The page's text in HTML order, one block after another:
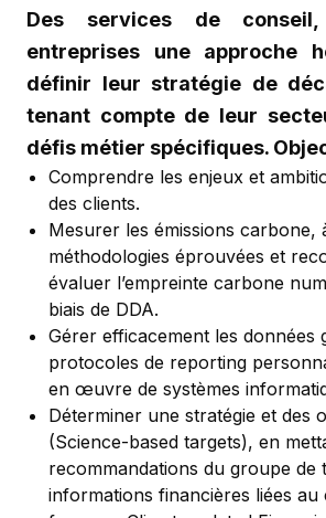
Des services de
entreprises une approche
définir leur stratégie de
tenant compte de leur
défis métier spécifiques.
Comprendre les enjeux et
des clients.
Mesurer les émissions carbone,
méthodologies éprouvées et
évaluer l’empreinte carbone
biais de DDA.
Gérer efficacement les données
protocoles de reporting
en œuvre de systèmes
Déterminer une stratégie et des
(Science-based targets), en
recommandations du groupe de
informations financières liées au